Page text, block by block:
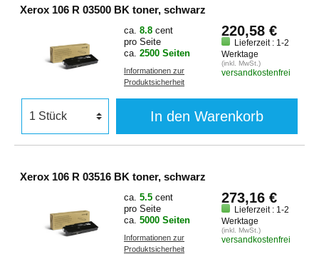
Xerox 106 R 03500 BK toner, schwarz
ca. 8.8 cent
pro Seite
ca. 2500 Seiten
Informationen zur
Produktsicherheit
220,58 €
Lieferzeit : 1-2
Werktage
(inkl. MwSt.)
versandkostenfrei
In den Warenkorb
Xerox 106 R 03516 BK toner, schwarz
ca. 5.5 cent
pro Seite
ca. 5000 Seiten
Informationen zur
Produktsicherheit
273,16 €
Lieferzeit : 1-2
Werktage
(inkl. MwSt.)
versandkostenfrei